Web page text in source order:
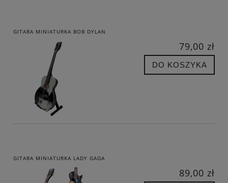
GITARA MINIATURKA BOB DYLAN
79,00 zł
DO KOSZYKA
GITARA MINIATURKA LADY GAGA
89,00 zł